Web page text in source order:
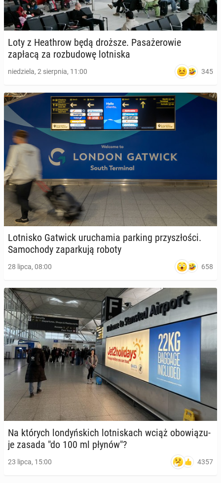
Loty z He­ath­row będą droższe. Pa­sa­że­ro­wie
zapłacą za roz­bu­do­wę lot­ni­ska
niedziela, 2 sierpnia, 11:00 345
Lot­ni­sko Gatwick uru­cha­mia parking przy­szło­ści.
Sa­mo­cho­dy za­par­ku­ją roboty
28 lipca, 08:00 658
Na których lon­dyń­skich lot­ni­skach wciąż obo­wią­zu­
je zasada "do 100 ml płynów"?
23 lipca, 15:00 4357